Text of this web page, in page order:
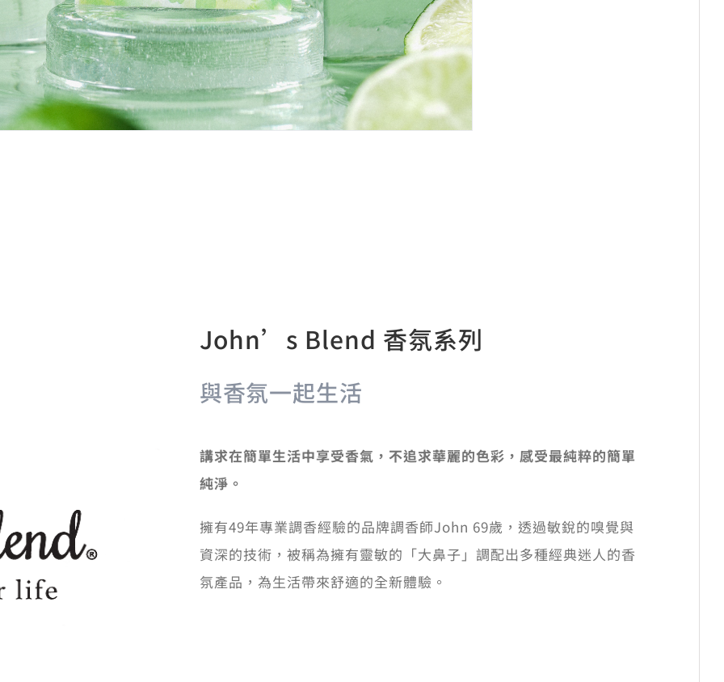
John’s Blend 香氛系列
與香氛一起生活
講求在簡單生活中享受香氣，不追求華麗的色彩，感受最純粹的簡單
純淨。
擁有49年專業調香經驗的品牌調香師John 69歲，透過敏銳的嗅覺與
資深的技術，被稱為擁有靈敏的「大鼻子」調配出多種經典迷人的香
氛產品，為生活帶來舒適的全新體驗。